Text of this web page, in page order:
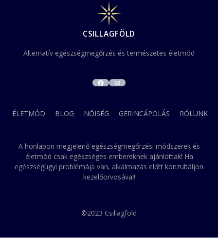
CSILLAGFÖLD
Alternatív egészségmegőrzés és természetes életmód
FACEBOOK
MAIL
ÉLETMÓD BLOG NŐISÉG GERINCÁPOLÁS RÓLUNK
A honlapon megjelenő egészségmegőrzési módszerek és
életmód csak egészséges embereknek ajánlottak! Ha
egészségügyi problémája van, alkalmazás előtt konzultáljon
kezelőorvosával!
©2023 Csillagföld